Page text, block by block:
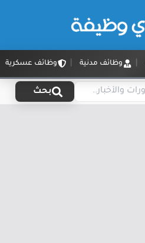
وظائف مدنية وظائف عسكرية
بحث